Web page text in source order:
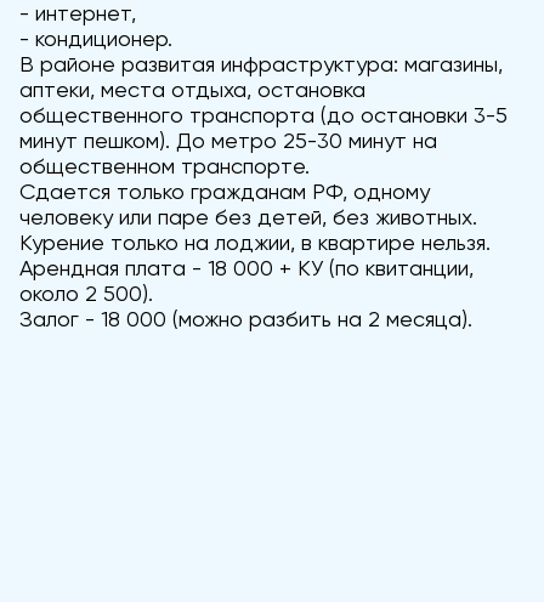
- интернет,
- кондиционер.
В районе развитая инфраструктура: магазины,
аптеки, места отдыха, остановка
общественного транспорта (до остановки 3-5
минут пешком). До метро 25-30 минут на
общественном транспорте.
Сдается только гражданам РФ, одному
человеку или паре без детей, без животных.
Курение только на лоджии, в квартире нельзя.
Арендная плата - 18 000 + КУ (по квитанции,
около 2 500).
Залог - 18 000 (можно разбить на 2 месяца).